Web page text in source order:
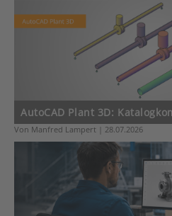
AutoCAD Plant 3D:
Von Manfred Lampert | 28.07.2026